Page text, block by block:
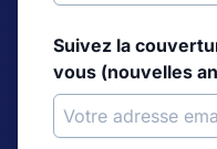
Suivez la
vous (nouvelles